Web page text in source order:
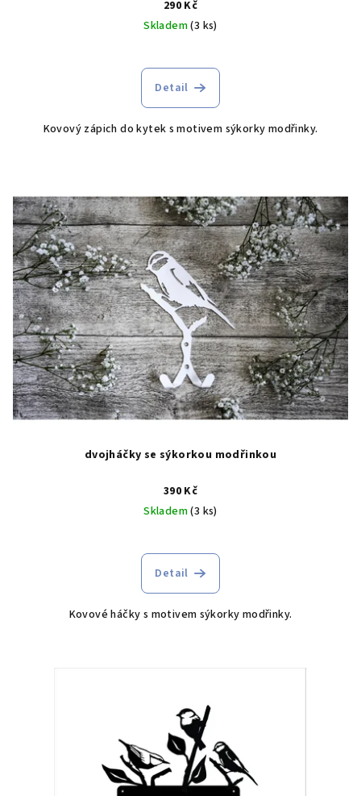
290 Kč
Skladem(3 ks)
Detail
Kovový zápich do kytek s motivem sýkorky modřinky.
dvojháčky se sýkorkou modřinkou
390 Kč
Skladem(3 ks)
Detail
Kovové háčky s motivem sýkorky modřinky.